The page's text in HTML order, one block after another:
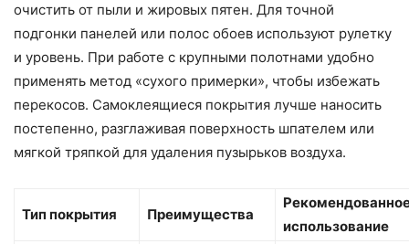
очистить от пыли и жировых пятен. Для точной
подгонки панелей или полос обоев используют рулетку
и уровень. При работе с крупными полотнами удобно
применять метод «сухого примерки», чтобы избежать
перекосов. Самоклеящиеся покрытия лучше наносить
постепенно, разглаживая поверхность шпателем или
мягкой тряпкой для удаления пузырьков воздуха.
Тип покрытия Преимущества
использование